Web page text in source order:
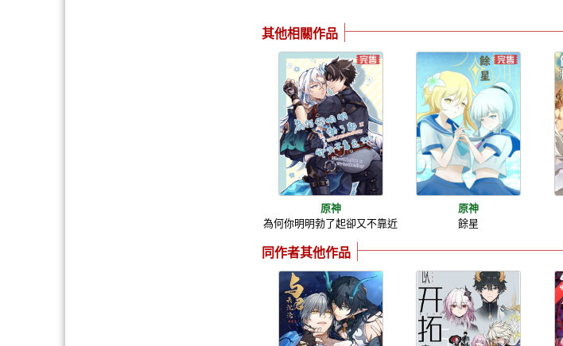
其他相關作品
原神
為何你明明勃了起卻又不靠近
原神
餘星
同作者其他作品